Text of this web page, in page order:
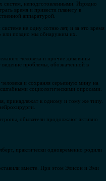
систем, неподготовленными. Изрядно
время и привести планету в
аппаратурой.
не одну сотню лет, и за это время
или поздно мы обнаружим их.
человека и прочие диковины
проблемы, обозначенной в
и сохраняя серьезную мину на
социологическими опросами.
принадлежат к одному и тому же типу.
обыватели продолжают активно
практически одновременно родили
вместе. При этом Элисон и Эми